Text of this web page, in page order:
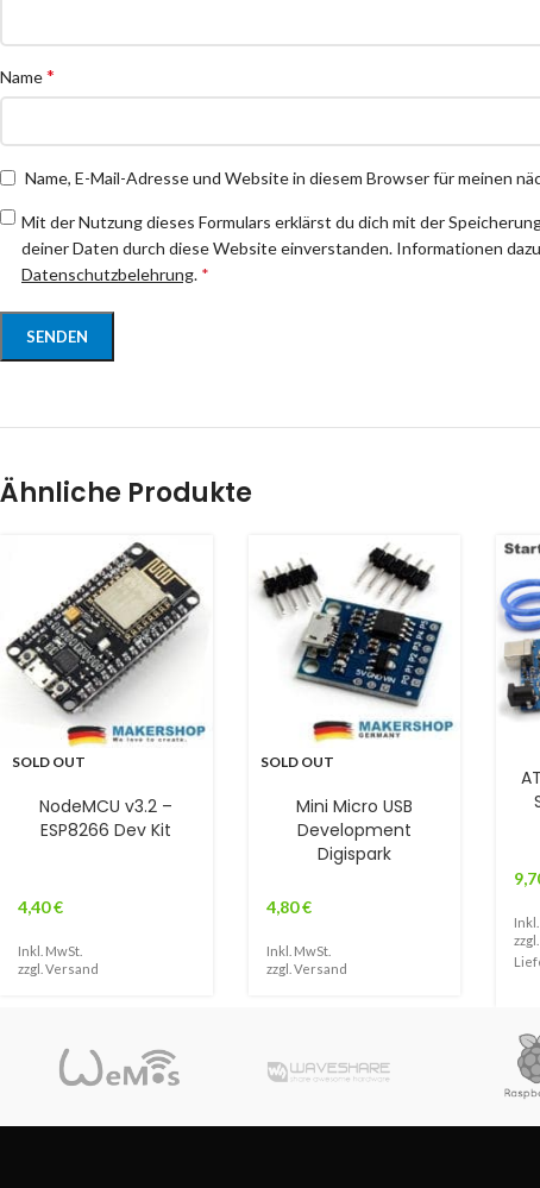
Name*
Name, E-Mail-Adresse und Website in diesem Browser für meinen
Mit der Nutzung dieses Formulars erklärst du dich mit der
deiner Daten durch diese Website einverstanden. Informationen
Datenschutzbelehrung. *
Ähnliche Produkte
SOLD OUT
NodeMCU v3.2 –
ESP8266 Dev Kit
4,40€
Inkl. MwSt.
zzgl. Versand
SOLD OUT
Mini Micro USB
Development
Digispark
4,80€
Inkl. MwSt.
zzgl. Versand